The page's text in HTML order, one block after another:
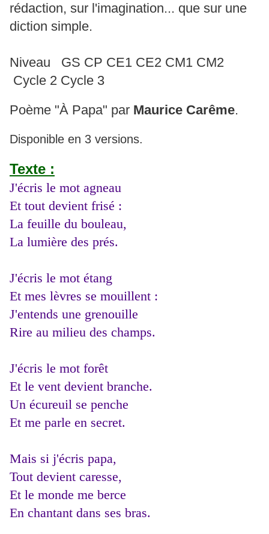
rédaction, sur l'imagination... que sur une
diction simple.
Niveau GS CP CE1 CE2 CM1 CM2
Cycle 2 Cycle 3
Poème "À Papa" par Maurice Carême.
Disponible en 3 versions.
Texte :
J'écris le mot agneau
Et tout devient frisé :
La feuille du bouleau,
La lumière des prés.
J'écris le mot étang
Et mes lèvres se mouillent :
J'entends une grenouille
Rire au milieu des champs.
J'écris le mot forêt
Et le vent devient branche.
Un écureuil se penche
Et me parle en secret.
Mais si j'écris papa,
Tout devient caresse,
Et le monde me berce
En chantant dans ses bras.